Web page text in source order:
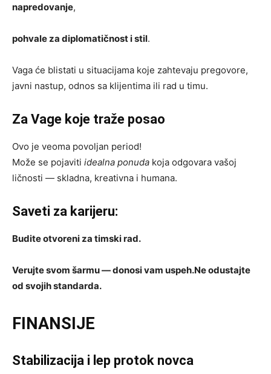
napredovanje,
pohvale za diplomatičnost i stil.
Vaga će blistati u situacijama koje zahtevaju pregovore,
javni nastup, odnos sa klijentima ili rad u timu.
Za Vage koje traže posao
Ovo je veoma povoljan period!
Može se pojaviti idealna ponuda koja odgovara vašoj
ličnosti — skladna, kreativna i humana.
Saveti za karijeru:
Budite otvoreni za timski rad.
Verujte svom šarmu — donosi vam uspeh.Ne odustajte
od svojih standarda.
FINANSIJE
Stabilizacija i lep protok novca